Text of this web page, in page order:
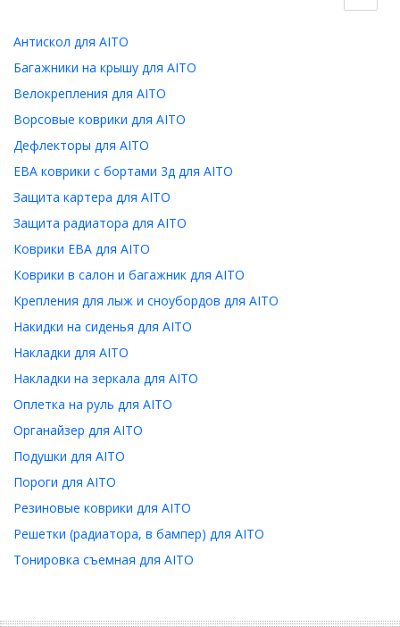
Антискол для AITO
Багажники на крышу для AITO
Велокрепления для AITO
Ворсовые коврики для AITO
Дефлекторы для AITO
ЕВА коврики с бортами 3д для AITO
Защита картера для AITO
Защита радиатора для AITO
Коврики ЕВА для AITO
Коврики в салон и багажник для AITO
Крепления для лыж и сноубордов для AITO
Накидки на сиденья для AITO
Накладки для AITO
Накладки на зеркала для AITO
Оплетка на руль для AITO
Органайзер для AITO
Подушки для AITO
Пороги для AITO
Резиновые коврики для AITO
Решетки (радиатора, в бампер) для AITO
Тонировка съемная для AITO